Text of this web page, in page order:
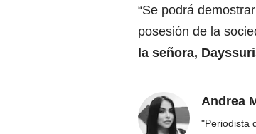
“Se podrá
posesión de la
la señora,
Andrea
"Periodista